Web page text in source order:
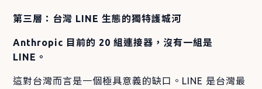
第三層：台灣 LINE 生態的獨特護城河
Anthropic 目前的 20 組連接器，沒有一組是
LINE。
這對台灣而言是一個極具意義的缺口。LINE 是台灣最